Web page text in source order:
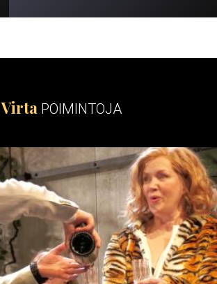
VirtaPOIMINTOJA